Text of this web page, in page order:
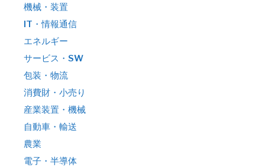
機械・装置
IT・情報通信
エネルギー
サービス・SW
包装・物流
消費財・小売り
産業装置・機械
自動車・輸送
農業
電子・半導体